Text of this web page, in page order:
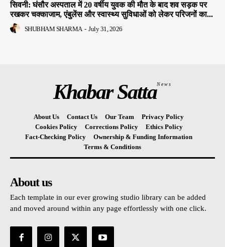
सिवनी: घंसौर अस्पताल में 20 वर्षीय युवक की मौत के बाद शव सड़क पर
रखकर चक्काजाम, एंबुलेंस और स्वास्थ्य सुविधाओं को लेकर परिजनों का...
SHUBHAM SHARMA - July 31, 2026
Khabar SattaNews
About Us Contact Us Our Team
Privacy Policy
Cookies Policy
Corrections Policy
Ethics Policy
Fact-Checking Policy
Ownership & Funding Information
Terms & Conditions
About us
Each template in our ever growing studio library can be added
and moved around within any page effortlessly with one click.